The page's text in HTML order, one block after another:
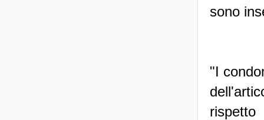
sono
"I
rispetto